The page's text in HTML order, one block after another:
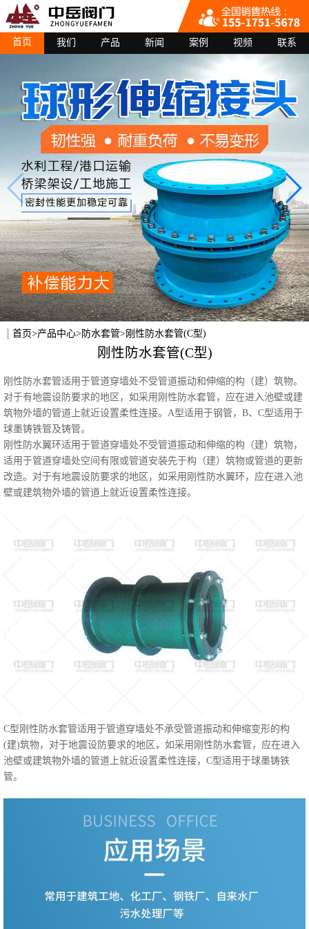
首页 我们 产品 新闻 案例 视频 联系
首页>产品中心>防水套管>刚性防水套管(C型)
刚性防水套管(C型)
刚性防水套管适用于管道穿墙处不受管道振动和伸缩的构（建）筑物。
对于有地震设防要求的地区，如采用刚性防水套管，应在进入池壁或建
筑物外墙的管道上就近设置柔性连接。A型适用于钢管，B、C型适用于
球墨铸铁管及铸管。
刚性防水翼环适用于管道穿墙处不受管道振动和伸缩的构（建）筑物，
适用于管道穿墙处空间有限或管道安装先于构（建）筑物或管道的更新
改造。对于有地震设防要求的地区，如采用刚性防水翼环，应在进入池
壁或建筑物外墙的管道上就近设置柔性连接。
C型刚性防水套管适用于管道穿墙处不承受管道振动和伸缩变形的构
(建)筑物，对于地震设防要求的地区，如采用刚性防水套管，应在进入
池壁或建筑物外墙的管道上就近设置柔性连接，C型适用于球墨铸铁
管。